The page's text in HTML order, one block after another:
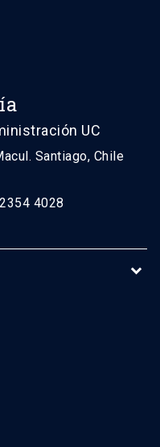
UC
Santiago, Chile
4028